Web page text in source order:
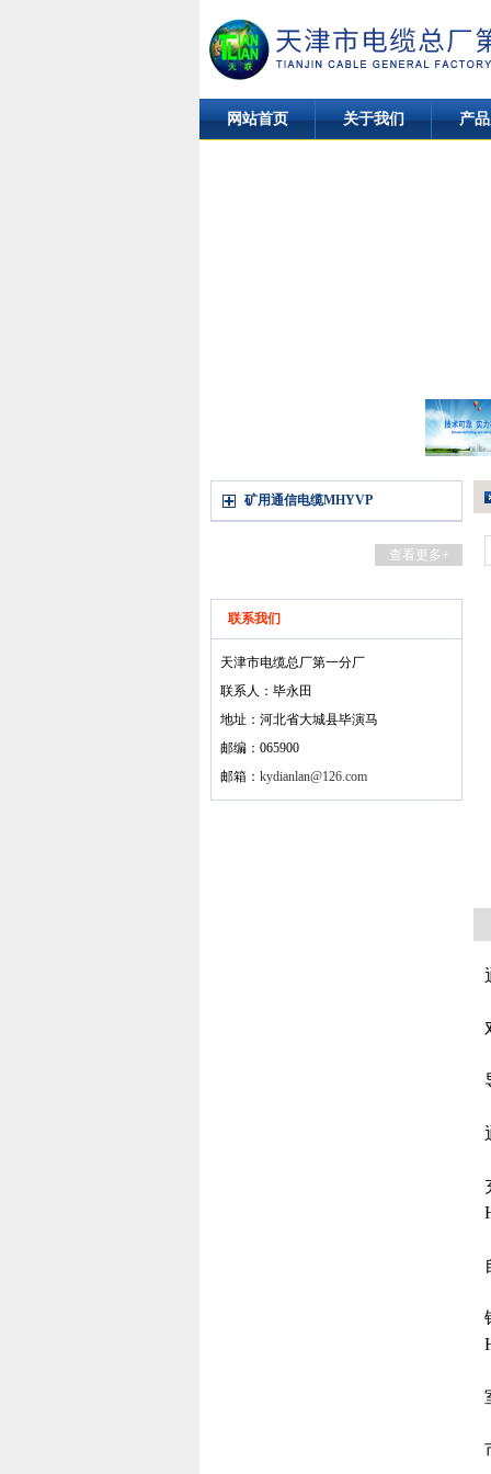
网站首页 关于我们 产
矿用通信电缆MHYVP
查看更多+
联系我们
天津市电缆总厂第一分厂
联系人：毕永田
地址：河北省大城县毕演马
邮编：065900
邮箱： kydianlan@126.com